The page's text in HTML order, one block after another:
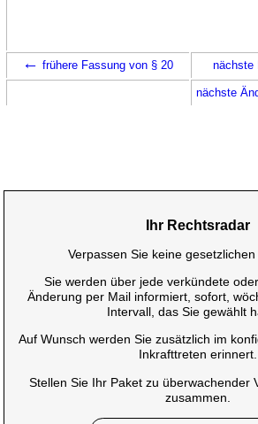
← frühere Fassung von § 20 nächste
nächste
Ihr Rechtsradar
Verpassen Sie keine
Sie werden über jede verkündete
Änderung per Mail informiert, sofort,
Intervall, das Sie gewählt
Auf Wunsch werden Sie zusätzlich im
Inkrafttreten erinnert.
Stellen Sie Ihr Paket zu überwachender
zusammen.